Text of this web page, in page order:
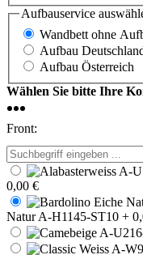
Aufbauservice
Wandbett ohne
Aufbau
Aufbau Österreich
Wählen Sie bitte Ihre
Front:
0,00 €
Natur A-H1145-ST10 +